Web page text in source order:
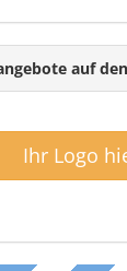
auf
Ihr Logo